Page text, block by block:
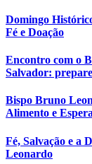
Domingo
Fé e Doação
Encontro com o
Salvador:
Bispo Bruno
Alimento e
Fé, Salvação e a
Leonardo